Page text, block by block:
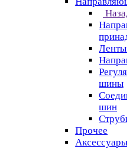
шины
шин
Прочее